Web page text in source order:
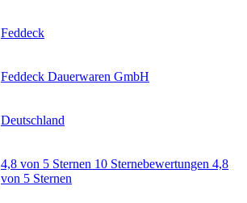
‎Feddeck
‎Feddeck Dauerwaren GmbH
‎Deutschland
4,8 von 5 Sternen 10 Sternebewertungen 4,8
von 5 Sternen